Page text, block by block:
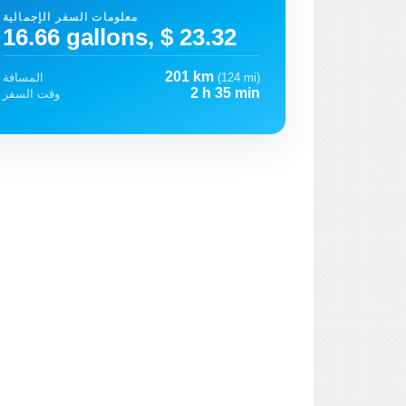
معلومات السفر الإجمالية
16.66 gallons, $ 23.32
المسافة 201 km (124 mi)
وقت السفر
2 h 35 min